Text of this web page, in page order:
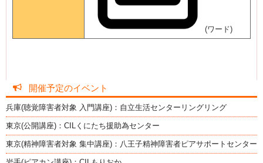
(ワード)
開催予定のイベント
兵庫(聴覚障害者対象 入門講座)：自立生活センターリングリング
東京(公開講座)：CILくにたち援助為センター
東京(精神障害者対象 集中講座)：八王子精神障害者ピアサポートセンター